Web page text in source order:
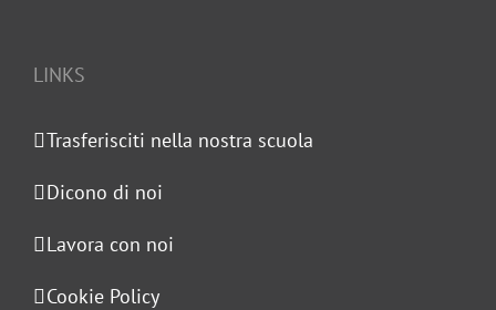
LINKS
Trasferisciti nella nostra scuola
Dicono di noi
Lavora con noi
Cookie Policy